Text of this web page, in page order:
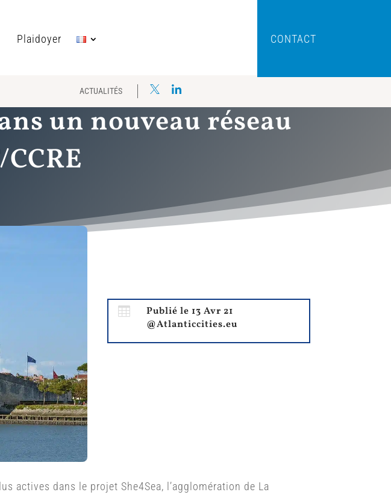
Plaidoyer CONTACT
ACTUALITÉS
un nouveau réseau

Publié le 13 Avr 21
@Atlanticcities.eu
actives dans le projet She4Sea, l’agglomération de La